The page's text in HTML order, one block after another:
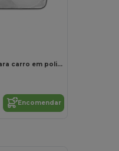
Protetor solar para carro em poliéster 210D
Encomendar